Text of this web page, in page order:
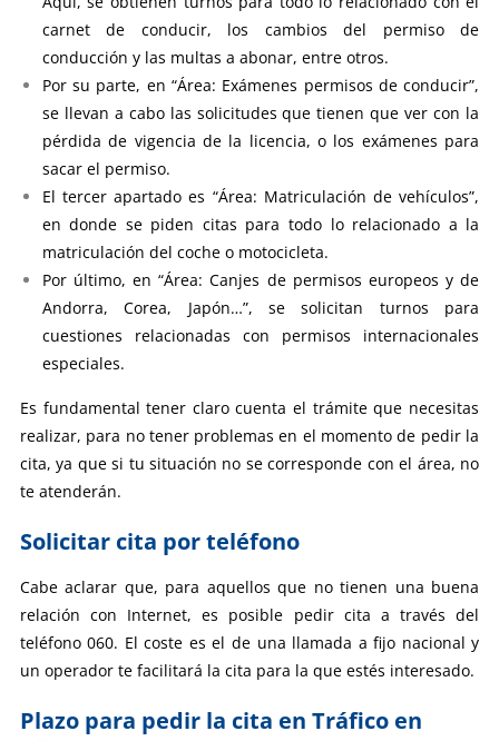
carnet de conducir, los cambios del permiso de
conducción y las multas a abonar, entre otros.
Por su parte, en “Área: Exámenes permisos de conducir”,
se llevan a cabo las solicitudes que tienen que ver con la
pérdida de vigencia de la licencia, o los exámenes para
sacar el permiso.
El tercer apartado es “Área: Matriculación de vehículos”,
en donde se piden citas para todo lo relacionado a la
matriculación del coche o motocicleta.
Por último, en “Área: Canjes de permisos europeos y de
Andorra, Corea, Japón…”, se solicitan turnos para
cuestiones relacionadas con permisos internacionales
especiales.
Es fundamental tener claro cuenta el trámite que necesitas
realizar, para no tener problemas en el momento de pedir la
cita, ya que si tu situación no se corresponde con el área, no
te atenderán.
Solicitar cita por teléfono
Cabe aclarar que, para aquellos que no tienen una buena
relación con Internet, es posible pedir cita a través del
teléfono 060. El coste es el de una llamada a fijo nacional y
un operador te facilitará la cita para la que estés interesado.
Plazo para pedir la cita en Tráfico en